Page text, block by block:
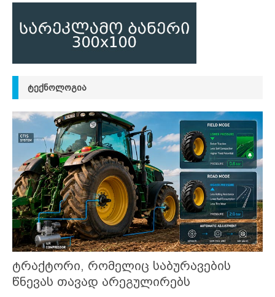
ᲢᲔᲥᲜᲝᲚᲝᲒᲘᲐ
ტრაქტორი, რომელიც საბურავების
წნევას თავად არეგულირებს